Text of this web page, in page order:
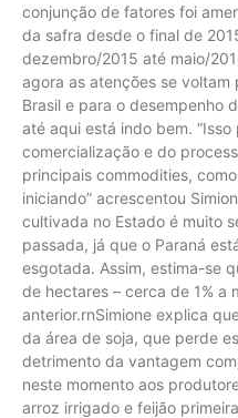
conjunção de fatores foi
da safra desde o final de
dezembro/2015 até maio/
agora as atenções se voltam
Brasil e para o desempenho
até aqui está indo bem.
comercialização e do
principais commodities,
iniciando” acrescentou
cultivada no Estado é muito
passada, já que o Paraná
esgotada. Assim, estima-se
de hectares – cerca de 1% a
anterior.rnSimione explica
da área de soja, que perde
detrimento da vantagem
neste momento aos
arroz irrigado e feijão